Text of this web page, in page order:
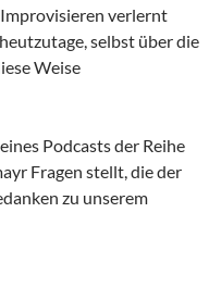
verlernt
selbst über die
Weise
Podcasts der Reihe
Fragen stellt, die der
zu unserem